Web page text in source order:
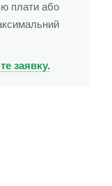
плати або
заявку.